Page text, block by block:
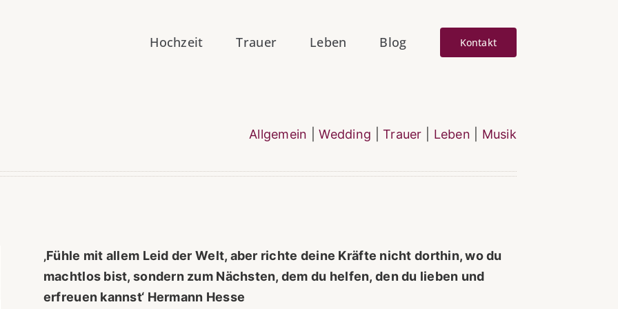
Hochzeit Trauer Leben Blog Kontakt
Allgemein |Wedding |Trauer Leben Musik
‚Fühle mit allem Leid der Welt, aber richte deine Kräfte nicht dorthin, wo du
machtlos bist, sondern zum Nächsten, dem du helfen, den du lieben und
erfreuen kannst‘ Hermann Hesse